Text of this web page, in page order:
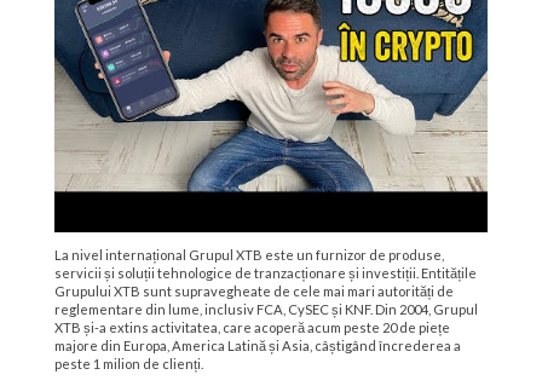
La nivel internațional Grupul XTB este un furnizor de produse,
servicii și soluții tehnologice de tranzacționare și investiții. Entitățile
Grupului XTB sunt supravegheate de cele mai mari autorități de
reglementare din lume, inclusiv FCA, CySEC și KNF. Din 2004, Grupul
XTB și-a extins activitatea, care acoperă acum peste 20 de piețe
majore din Europa, America Latină și Asia, câștigând încrederea a
peste 1 milion de clienți.